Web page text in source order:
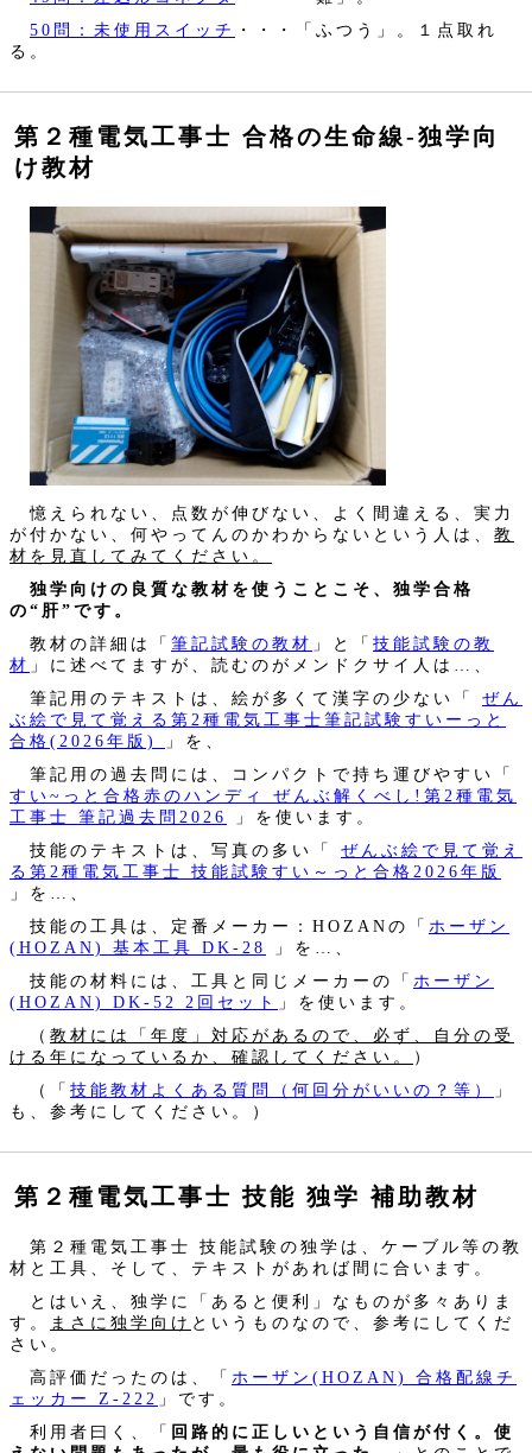
50問：未使用スイッチ
・・・「ふつう」。１点取れ
る。
第２種電気工事士 合格の生命線‐独学向
け教材
憶えられない、点数が伸びない、よく間違える、実力
が付かない、何やってんのかわからないという人は、 教
材を見直してみてください。
独学向けの良質な教材を使うことこそ、独学合格
の“肝”です。
教材の詳細は「 筆記試験の教材 」と「 技能試験の教
材 」に述べてますが、読むのがメンドクサイ人は…、
筆記用のテキストは、絵が多くて漢字の少ない「
ぜん
ぶ絵で見て覚える第2種電気工事士筆記試験すいーっと
合格(2026年版)
」を、
筆記用の過去問には、コンパクトで持ち運びやすい「
すい~っと合格赤のハンディ ぜんぶ解くべし!第2種電気
工事士 筆記過去問2026
」を使います。
技能のテキストは、写真の多い「
ぜんぶ絵で見て覚え
る第2種電気工事士 技能試験すい～っと合格2026年版
」を…、
技能の工具は、定番メーカー：HOZANの「 ホーザン
(HOZAN) 基本工具 DK-28
」を…、
技能の材料には、工具と同じメーカーの「 ホーザン
(HOZAN) DK-52 2回セット
」を使います。
（ 教材には「年度」対応があるので、必ず、自分の受
ける年になっているか、確認してください。
）
（「 技能教材よくある質問（何回分がいいの？等）
」
も、参考にしてください。）
第２種電気工事士 技能 独学 補助教材
第２種電気工事士 技能試験の独学は、ケーブル等の教
材と工具、そして、テキストがあれば間に合います。
とはいえ、独学に「あると便利」なものが多々ありま
す。
まさに独学向け というものなので、参考にしてくだ
さい。
高評価だったのは、「 ホーザン(HOZAN) 合格配線チ
ェッカー Z-222 」です。
利用者曰く、「 回路的に正しいという自信が付く。使